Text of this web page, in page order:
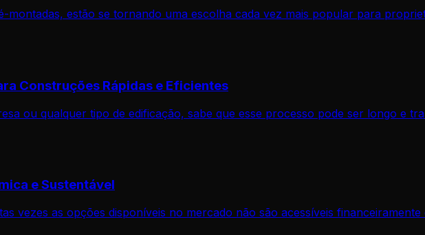
montadas, estão se tornando uma escolha cada vez mais popular para
Construções Rápidas e Eficientes
ou qualquer tipo de edificação, sabe que esse processo pode ser longo e
e Sustentável
vezes as opções disponíveis no mercado não são acessíveis financeiramente